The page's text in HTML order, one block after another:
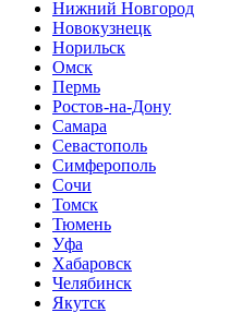
Нижний Новгород
Новокузнецк
Норильск
Омск
Пермь
Ростов-на-Дону
Самара
Севастополь
Симферополь
Сочи
Томск
Тюмень
Уфа
Хабаровск
Челябинск
Якутск